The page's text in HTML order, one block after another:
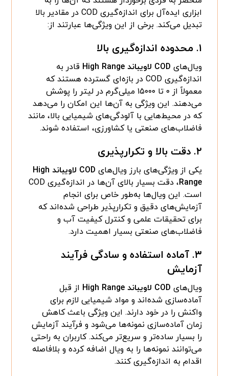
ابزاری ایده‌آل برای اندازه‌گیری COD در مقادیر بالا
تبدیل می‌کند. برخی از این ویژگی‌ها عبارتند از:
۱. محدوده اندازه‌گیری بالا
ویال‌های COD لاویباند High Range
قادر به
اندازه‌گیری COD در بازه‌ای گسترده هستند که
معمولاً از ۰ تا ۱۵۰۰۰ میلی‌گرم در لیتر را پوشش
می‌دهند. این ویژگی به آن‌ها این امکان را می‌دهد
که در محیط‌هایی با آلودگی‌های شیمیایی بالا، مانند
فاضلاب‌های صنعتی یا کشاورزی، استفاده شوند.
۲. دقت بالا و تکرارپذیری
یکی از ویژگی‌های بارز ویال‌های
COD لاویباند High
Range
، دقت بسیار بالای آن‌ها در اندازه‌گیری COD
است. این ویال‌ها به‌طور خاص برای انجام
آزمایش‌های دقیق و تکرارپذیر طراحی شده‌اند که
برای تحقیقات علمی و کنترل کیفیت آب و
فاضلاب‌های صنعتی بسیار اهمیت دارد.
۳. آماده استفاده و سادگی فرآیند
آزمایش
ویال‌های COD لاویباند High Range
از قبل
آماده‌سازی شده‌اند و مواد شیمیایی لازم برای
واکنش را در خود دارند. این ویژگی باعث کاهش
زمان آماده‌سازی نمونه‌ها می‌شود و فرآیند آزمایش
را بسیار ساده‌تر و سریع‌تر می‌کند. کاربران به راحتی
می‌توانند نمونه‌ها را به ویال اضافه کرده و بلافاصله
اقدام به اندازه‌گیری کنند.